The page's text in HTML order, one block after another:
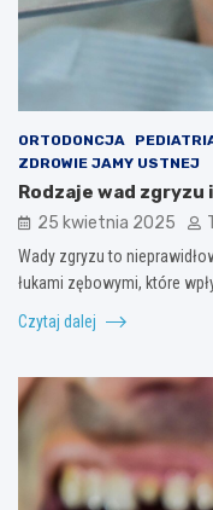
ORTODONCJA
ZDROWIE JAMY USTNEJ
Rodzaje wad zgryzu
25 kwietnia 2025
Wady zgryzu to
łukami zębowymi, które
Czytaj dalej